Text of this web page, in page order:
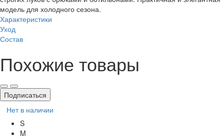
модель для холодного сезона.
Характеристики
Уход
Состав
Похожие товары
Подписаться
Нет в наличии
S
M